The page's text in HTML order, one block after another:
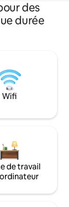
des
durée
Wifi
de travail